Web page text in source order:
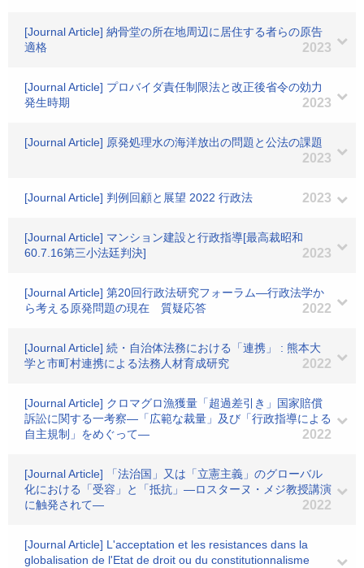
[Journal Article] 納骨堂の所在地周辺に居住する者らの原告
適格
2023
[Journal Article] プロバイダ責任制限法と改正後省令の効力
発生時期
2023
[Journal Article] 原発処理水の海洋放出の問題と公法の課題
2023
[Journal Article] 判例回顧と展望 2022 行政法 2023
[Journal Article] マンション建設と行政指導[最高裁昭和
60.7.16第三小法廷判決]
2023
[Journal Article] 第20回行政法研究フォーラム―行政法学か
ら考える原発問題の現在 質疑応答
2022
[Journal Article] 続・自治体法務における「連携」 : 熊本大
学と市町村連携による法務人材育成研究
2022
[Journal Article] クロマグロ漁獲量「超過差引き」国家賠償
訴訟に関する一考察―「広範な裁量」及び「行政指導による
自主規制」をめぐって―
2022
[Journal Article] 「法治国」又は「立憲主義」のグローバル
化における「受容」と「抵抗」―ロスターヌ・メジ教授講演
に触発されて―
2022
[Journal Article] L'acceptation et les resistances dans la
globalisation de l'Etat de droit ou du constitutionnalisme